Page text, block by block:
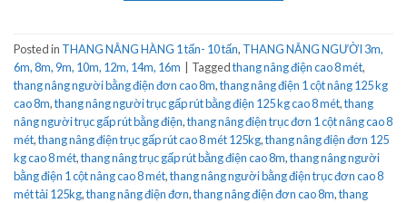
Posted in THANG NÂNG HÀNG 1 tấn- 10 tấn, THANG NÂNG NGƯỜI 3m,
6m, 8m, 9m, 10m, 12m, 14m, 16m
Taggedthang nâng điện cao 8 mét,
thang nâng người bằng điện đơn cao 8m,thang nâng điện 1 cột nâng 125 kg
cao 8m,thang nâng người trục gấp rút bằng điện 125 kg cao 8 mét,thang
nâng người trục gấp rút bằng điện,thang nâng điện trục đơn 1 cột nâng cao 8
mét,thang nâng điện trục gấp rút cao 8 mét 125kg,thang nâng điện đơn 125
kg cao 8 mét,thang nâng trục gấp rút bằng điện cao 8m,thang nâng người
bằng điện 1 cột nâng cao 8 mét,thang nâng người bằng điện trục đơn cao 8
mét tải 125kg,thang nâng điện đơn,thang nâng điện đơn cao 8m,thang